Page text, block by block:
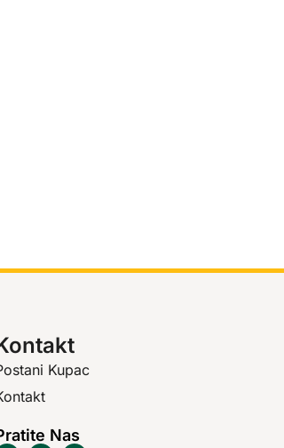
Kupac
Nas